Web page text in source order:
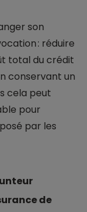
son
: réduire
total du crédit
conservant un
cela peut
pour
par les
de